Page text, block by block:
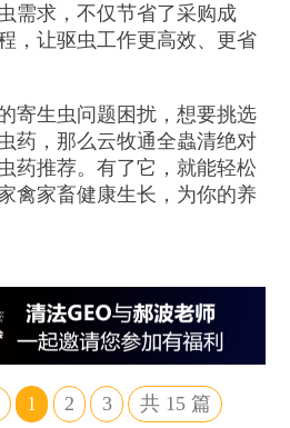
需求，不仅节省了采购成
，让驱虫工作更高效、更省
寄生虫问题困扰，想要挑选
药，那么云牧通全蟲清绝对
药推荐。有了它，就能轻松
禽家畜健康生长，为你的养
1 2 3 共15 篇